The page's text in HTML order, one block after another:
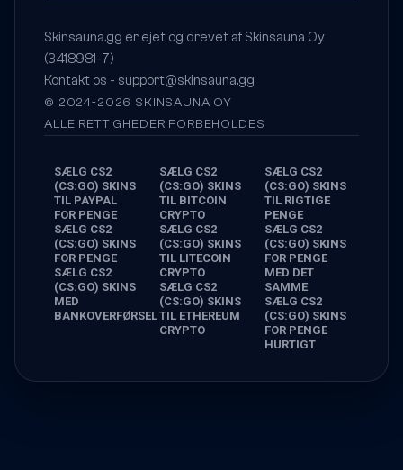
Skinsauna.gg er ejet og drevet af Skinsauna Oy
(3418981-7)
Kontakt os - support@skinsauna.gg
© 2024-2026 SKINSAUNA OY
ALLE RETTIGHEDER FORBEHOLDES
SÆLG CS2
(CS:GO) SKINS
TIL PAYPAL
FOR PENGE
SÆLG CS2
(CS:GO) SKINS
FOR PENGE
SÆLG CS2
(CS:GO) SKINS
MED
BANKOVERFØRSEL
SÆLG CS2
(CS:GO) SKINS
TIL BITCOIN
CRYPTO
SÆLG CS2
(CS:GO) SKINS
TIL LITECOIN
CRYPTO
SÆLG CS2
(CS:GO) SKINS
TIL ETHEREUM
CRYPTO
SÆLG CS2
(CS:GO) SKINS
TIL RIGTIGE
PENGE
SÆLG CS2
(CS:GO) SKINS
FOR PENGE
MED DET
SAMME
SÆLG CS2
(CS:GO) SKINS
FOR PENGE
HURTIGT